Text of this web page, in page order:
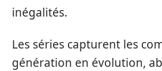
inégalités.
Les séries capturent les
génération en évolution,